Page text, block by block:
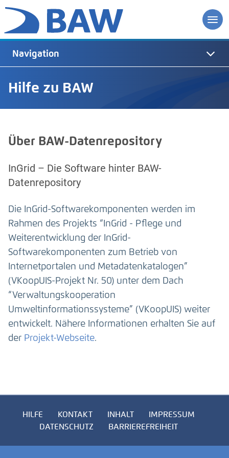
Hilfe zu BAW
Navigation
Über BAW-Datenrepository
InGrid – Die Software hinter BAW-
Datenrepository
Die InGrid-Softwarekomponenten werden im
Rahmen des Projekts “InGrid - Pflege und
Weiterentwicklung der InGrid-
Softwarekomponenten zum Betrieb von
Internetportalen und Metadatenkatalogen”
(VKoopUIS-Projekt Nr. 50) unter dem Dach
“Verwaltungskooperation
Umweltinformationssysteme” (VKoopUIS) weiter
entwickelt. Nähere Informationen erhalten Sie auf
der Projekt-Webseite.
HILFE KONTAKT INHALT
IMPRESSUM
DATENSCHUTZ
BARRIEREFREIHEIT